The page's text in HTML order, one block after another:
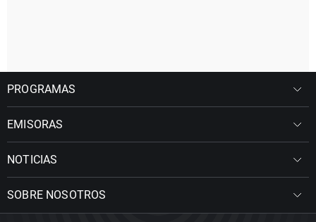
PROGRAMAS
EMISORAS
NOTICIAS
SOBRE NOSOTROS